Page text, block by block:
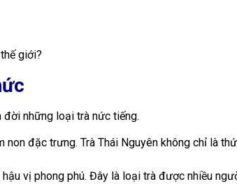
giới?
đời những loại trà nức tiếng.
đặc trưng. Trà Thái Nguyên không chỉ là
vị phong phú. Đây là loại trà được nhiều